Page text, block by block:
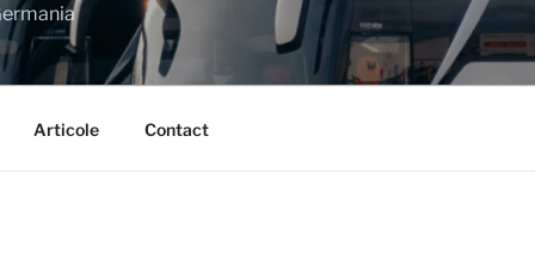
Articole Contact